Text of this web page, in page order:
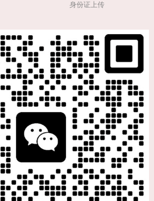
身份证上传